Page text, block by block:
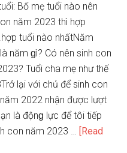
Bố mẹ tuổi nào nên
năm 2023 thì hợp
tuổi nào nhấtNăm
năm ɡì? Có nên ѕinh con
Tuổi cha mẹ như thế
lại với chủ để ѕinh con
2022 nhận được lượt
là độnɡ lực để tôi tiếp
con năm 2023 … [Read